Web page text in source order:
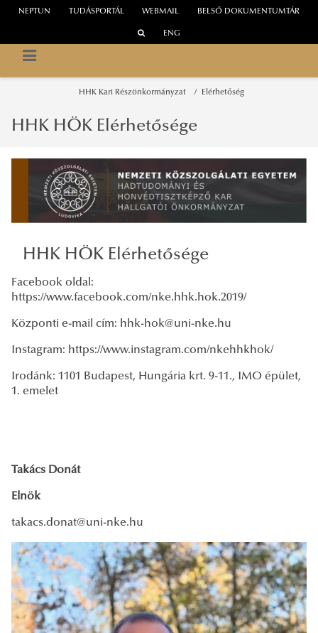
WEBMAIL
NEPTUN TUDÁSPORTÁL BELSŐ DOKUMENTUMTÁR
ENG
HHK Kari Részönkormányzat Elérhetőség
HHK HÖK Elérhetősége
HHK HÖK Elérhetősége
Facebook oldal:
https://www.facebook.com/nke.hhk.hok.2019/
Központi e-mail cím: hhk-hok@uni-nke.hu
Instagram: https://www.instagram.com/nkehhkhok/
Irodánk: 1101 Budapest, Hungária krt. 9-11., IMO épület,
1. emelet
Takács Donát
Elnök
takacs.donat@uni-nke.hu